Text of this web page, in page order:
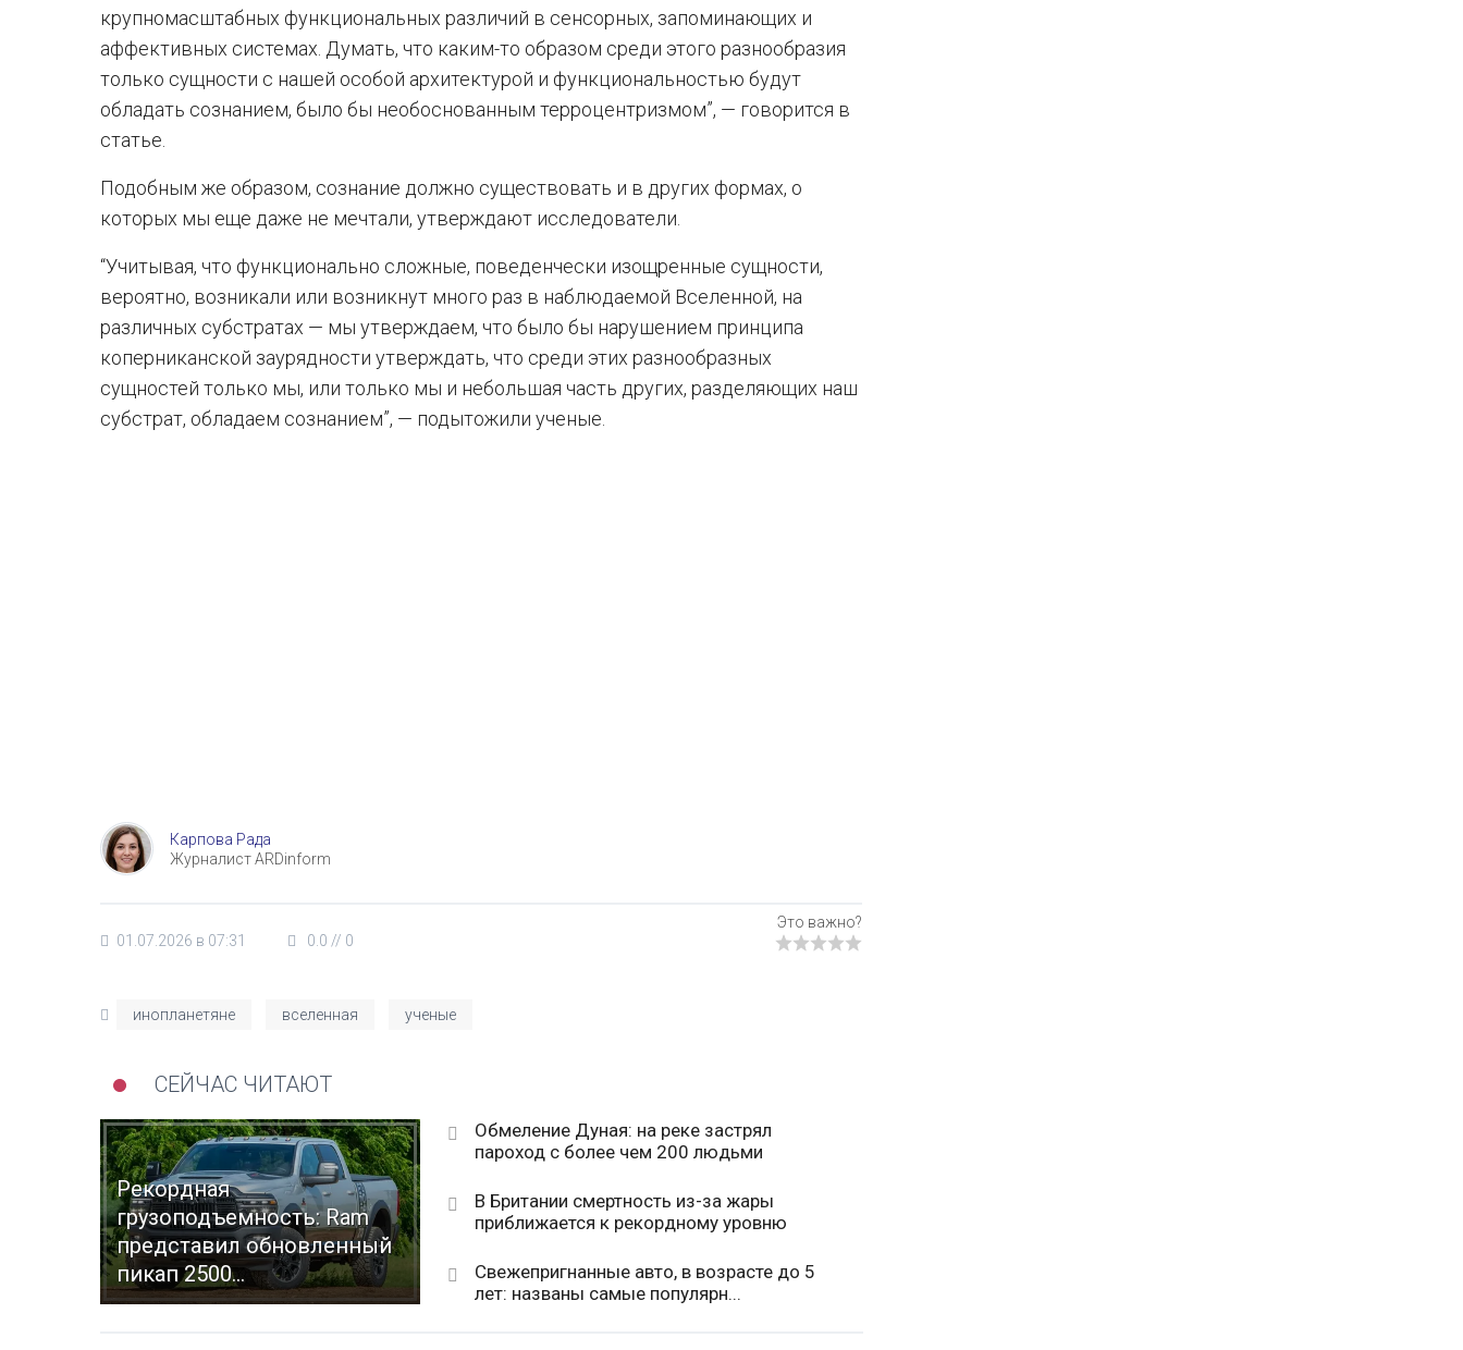
крупномасштабных функциональных различий в сенсорных, запоминающих и
аффективных системах. Думать, что каким-то образом среди этого разнообразия
только сущности с нашей особой архитектурой и функциональностью будут
обладать сознанием, было бы необоснованным терроцентризмом”, — говорится в
статье.
Подобным же образом, сознание должно существовать и в других формах, о
которых мы еще даже не мечтали, утверждают исследователи.
“Учитывая, что функционально сложные, поведенчески изощренные сущности,
вероятно, возникали или возникнут много раз в наблюдаемой Вселенной, на
различных субстратах — мы утверждаем, что было бы нарушением принципа
коперниканской заурядности утверждать, что среди этих разнообразных
сущностей только мы, или только мы и небольшая часть других, разделяющих наш
субстрат, обладаем сознанием”, — подытожили ученые.
Карпова Рада
Журналист ARDinform
01.07.2026 в 07:31 0.0 // 0
инопланетяне вселенная ученые
СЕЙЧАС ЧИТАЮТ
Рекордная
грузоподъемность: Ram
представил обновленный
пикап 2500...
Обмеление Дуная: на реке застрял
пароход с более чем 200 людьми
В Британии смертность из-за жары
приближается к рекордному уровню
Свежепригнанные авто, в возрасте до 5
лет: названы самые популярн...